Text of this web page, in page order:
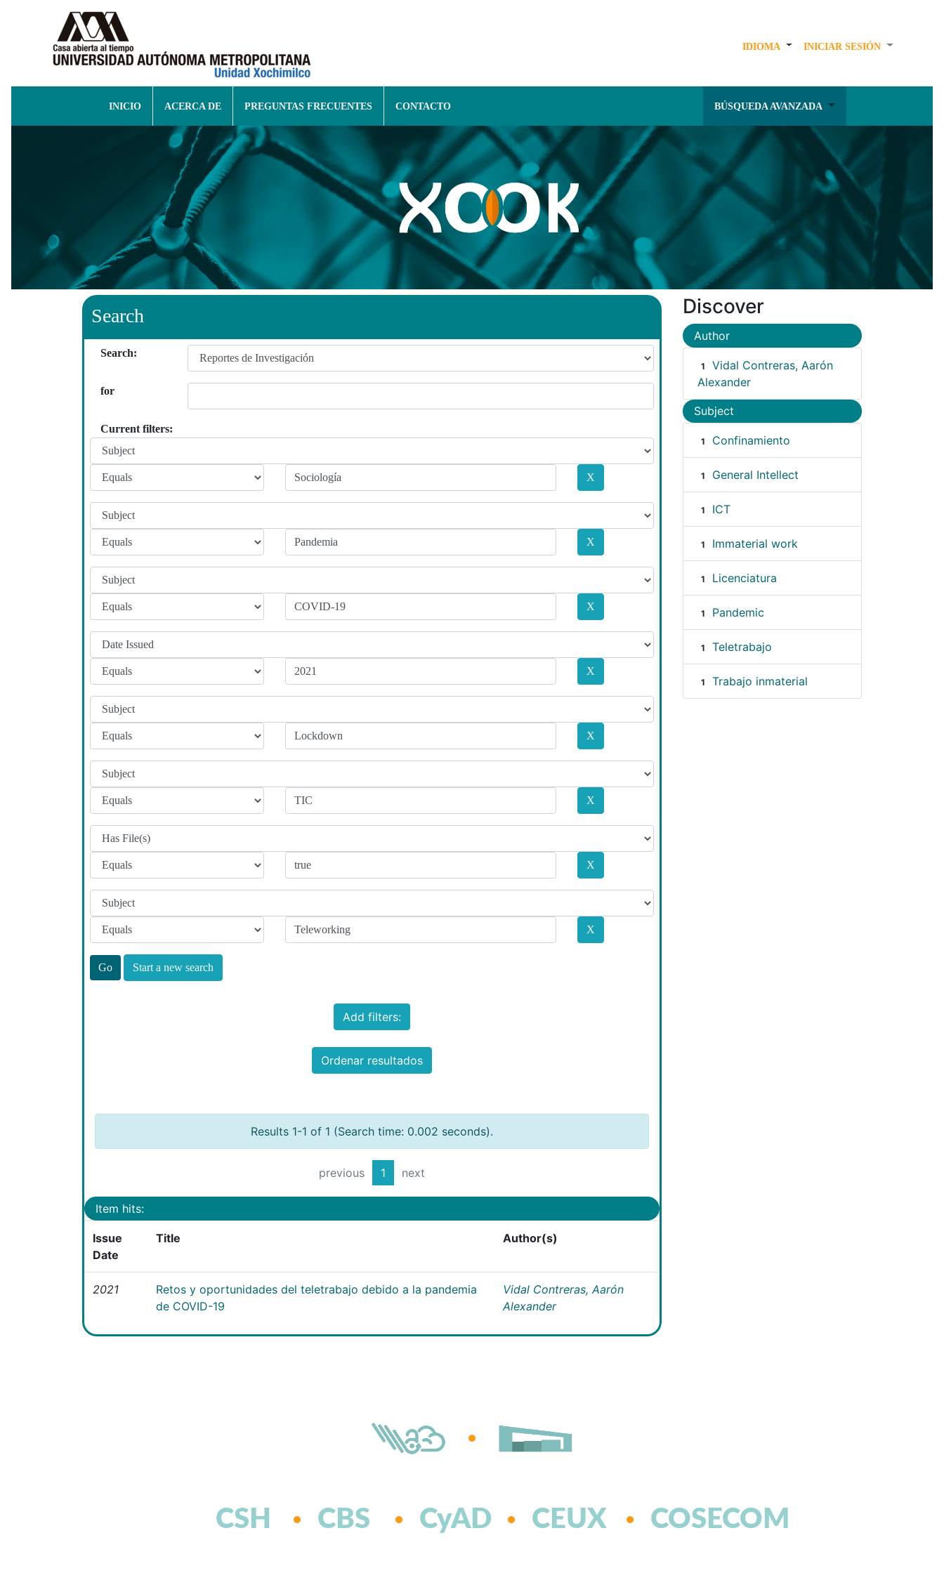
IDIOMA INICIAR SESIÓN
INICIO ACERCA DE PREGUNTAS FRECUENTES CONTACTO BÚSQUEDA AVANZADA
Search
Search:
for
Current filters:
Start a new search
Add filters:
Ordenar resultados
Results 1-1 of 1 (Search time: 0.002 seconds).
previous 1 next
Item hits:
Issue
Date
Title Author(s)
2021
Retos y oportunidades del teletrabajo debido a la pandemia
de COVID-19
Vidal Contreras, Aarón
Alexander
Discover
Author
1
Vidal Contreras, Aarón
Alexander
Subject
1 Confinamiento
1 General Intellect
1 ICT
1 Immaterial work
1 Licenciatura
1 Pandemic
1 Teletrabajo
1 Trabajo inmaterial
CSH CBS CyAD CEUX COSECOM